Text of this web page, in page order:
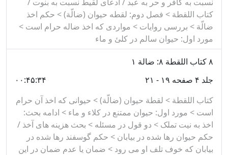
کتاب اللقطة > فصل دوم: لقطه حیوان (ضالّة) > حکم اخذ
ضالّة > بررسی روایات > مواردی که اخذ ضاله حرام است >
مورد اول: حیوان سالم در کلئ و ماء
۸کتاب اللقطة ۸: ضالة ۱
جلد ۴ صفحه ۱۹ - ۲۱
۰۰:۴۵:۳۴
کتاب اللقطة > لقطة حیوان (ضالّة) > حیوانی که اخذ آن حرام
است > مورد اول: حیوان ممتنع در کلاء و ماء > ادامه بحث:
اخذ به نیت تملک > دو قول در مسئله > بحث هزینه های آخذ /
حکم حیوان رها شده در بیابان > حکم گوسفند رها شده در
بیابان که خوف تلف او می رود > ضمان یا عدم ضمان در این